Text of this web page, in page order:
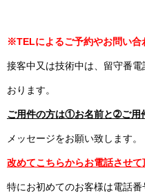
※TELによるご予約やお問い
接客中又は技術中は、留守番
おります。
ご用件の方は①お名前と➁ご用
メッセージをお願い致します。
改めてこちらからお電話させて
特にお初めてのお客様は電話